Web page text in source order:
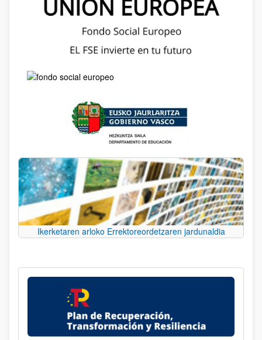
Ikerketaren arloko Errektoreordetzaren jardunaldia